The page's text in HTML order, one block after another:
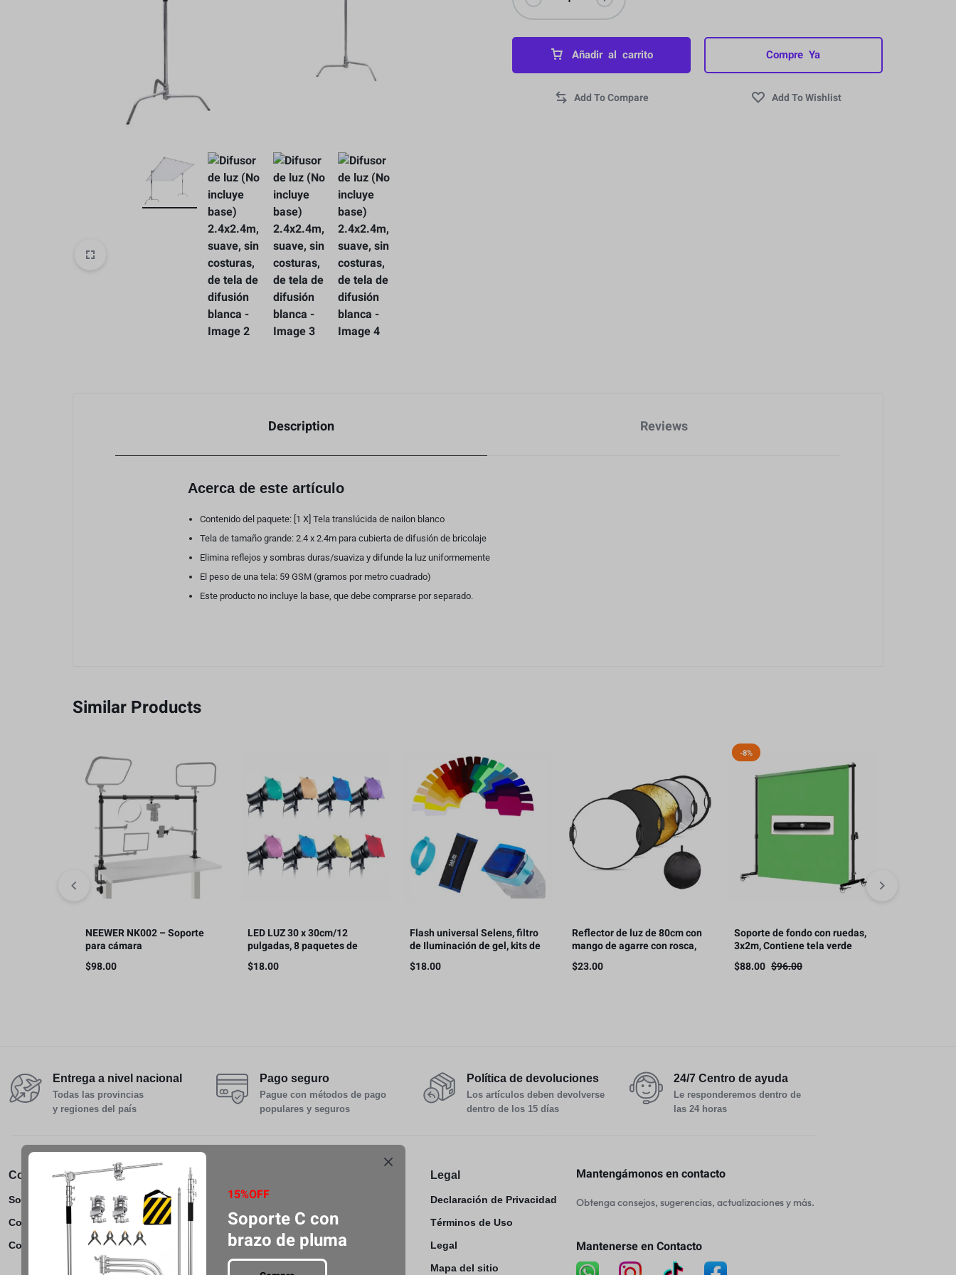
Baterias y Accesorios
Caja Protectore
Añadir al carrito Compre Ya
Description Reviews
Acerca de este artículo
Contenido del paquete: [1 X] Tela translúcida de nailon blanco
Tela de tamaño grande: 2.4 x 2.4m para cubierta de difusión de bricolaje
Elimina reflejos y sombras duras/suaviza y difunde la luz uniformemente
El peso de una tela: 59 GSM (gramos por metro cuadrado)
Este producto no incluye la base, que debe comprarse por separado.
Similar Products
NEEWER NK002 – Soporte
para cámara
$98.00
LED LUZ 30 x 30cm/12
pulgadas, 8 paquetes de
filtros de gel de iluminación
con corrección, 8 colores
$18.00
Flash universal Selens, filtro
de Iluminación de gel, kits de
combinación para luz de flash
de cámara, 20 colores
$18.00
Reflector de luz de 80cm con
mango de agarre con rosca,
difusor de luz de disco
plegable 5 en 1
$23.00
-8%
Soporte de fondo con ruedas,
3x2m, Contiene tela verde
$88.00 $96.00
Entrega a nivel nacional
Todas las provincias
y regiones del país
Pago seguro
Pague con métodos de pago
populares y seguros
Política de devoluciones
Los artículos deben devolverse
dentro de los 15 días
24/7 Centro de ayuda
Le responderemos dentro de
las 24 horas
Conócenos
Sobre Nosotros
Cooperar
Contáctenos
Servicio al Cliente
Ayuda
Preguntas frecuentes
Comentario
Shipping & Delivery
Return & Exchange
Legal
Declaración de Privacidad
Términos de Uso
Legal
Mapa del sitio
Mantengámonos en contacto
Obtenga consejos, sugerencias, actualizaciones y más.
Mantenerse en Contacto
15%OFF
Soporte C con
brazo de pluma